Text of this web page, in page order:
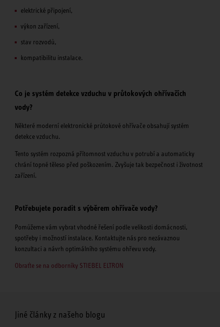
elektrické připojení,
výkon zařízení,
stav rozvodů,
kompatibilitu instalace.
Co je systém detekce vzduchu v průtokových ohřívačích
vody?
Některé moderní elektronické průtokové ohřívače obsahují systém
detekce vzduchu.
Tento systém rozpozná přítomnost vzduchu v potrubí a automaticky
chrání topné těleso před poškozením. Zvyšuje tak bezpečnost i životnost
zařízení.
Potřebujete poradit s výběrem ohřívače vody?
Pomůžeme vám vybrat vhodné řešení podle velikosti domácnosti,
spotřeby i možností instalace. Kontaktujte nás pro nezávaznou
konzultaci a návrh optimálního systému ohřevu vody.
Obraťte se na odborníky STIEBEL ELTRON
Jiné články z našeho blogu